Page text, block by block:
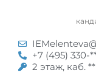
+7 (495) 330-
2 этаж, каб. **